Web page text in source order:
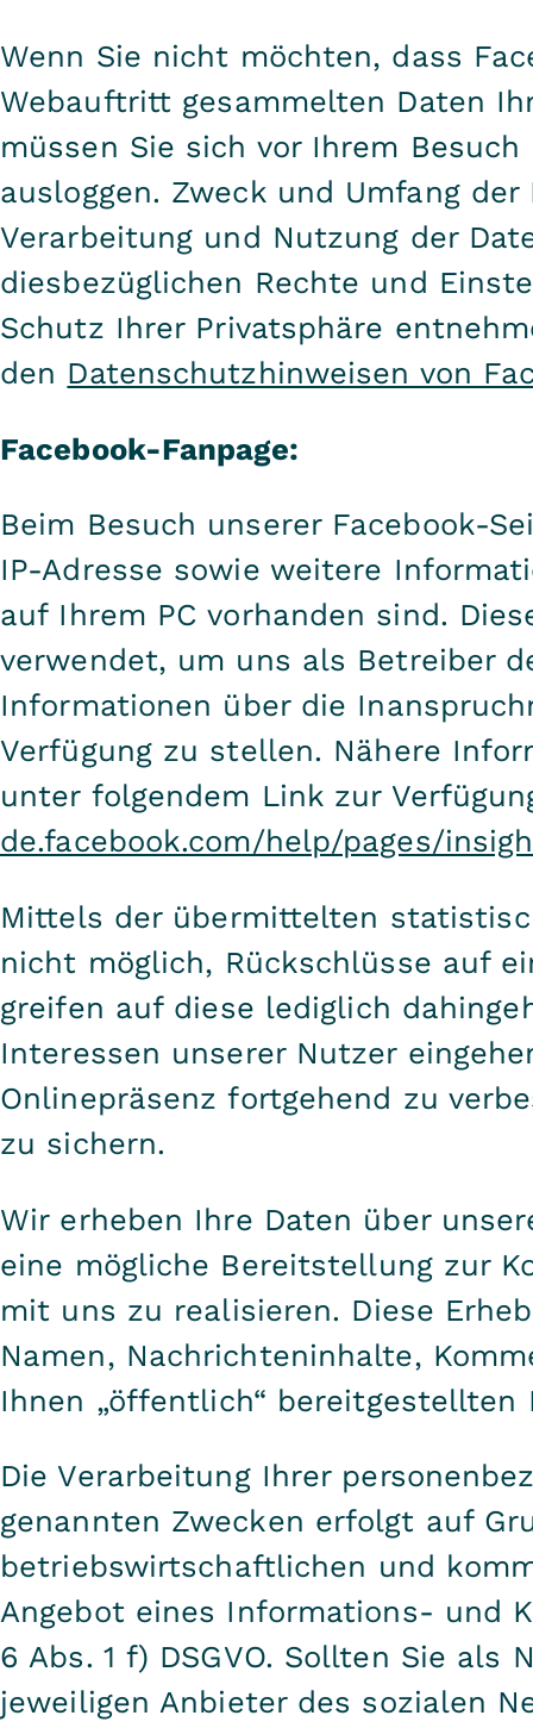
Wenn Sie nicht möchten, dass
Webauftritt gesammelten Daten
müssen Sie sich vor Ihrem
ausloggen. Zweck und Umfang
Verarbeitung und Nutzung der
diesbezüglichen Rechte und
Schutz Ihrer Privatsphäre
den Datenschutzhinweisen von
Facebook-Fanpage:
Beim Besuch unserer Facebook-
IP-Adresse sowie weitere
auf Ihrem PC vorhanden sind.
verwendet, um uns als Betreiber
Informationen über die
Verfügung zu stellen. Nähere
unter folgendem Link zur
de.facebook.com/help/pages/
Mittels der übermittelten
nicht möglich, Rückschlüsse auf
greifen auf diese lediglich
Interessen unserer Nutzer
Onlinepräsenz fortgehend zu
zu sichern.
Wir erheben Ihre Daten über
eine mögliche Bereitstellung zur
mit uns zu realisieren. Diese
Namen, Nachrichteninhalte,
Ihnen „öffentlich“ bereitgestellten
Die Verarbeitung Ihrer
genannten Zwecken erfolgt auf
betriebswirtschaftlichen und
Angebot eines Informations- und
6 Abs. 1 f) DSGVO. Sollten Sie als
jeweiligen Anbieter des sozialen